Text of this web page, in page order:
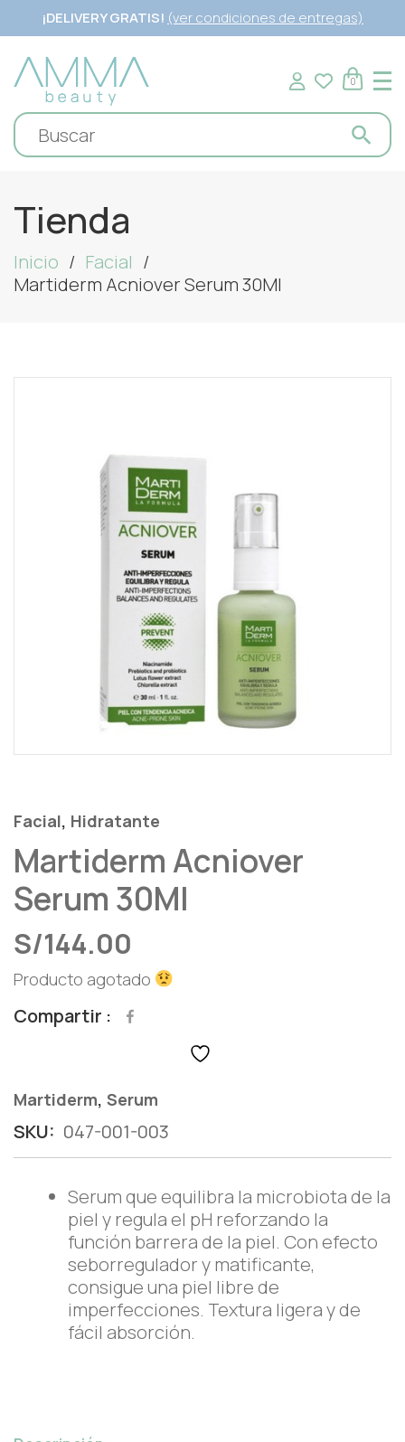
¡DELIVERY GRATIS! (ver condiciones de entregas)
0
Tienda
Inicio
Facial
Martiderm Acniover Serum 30Ml
Facial, Hidratante
Martiderm Acniover
Serum 30Ml
S/144.00
Producto agotado
Compartir
Martiderm, Serum
SKU: 047-001-003
Serum que equilibra la microbiota de la
piel y regula el pH reforzando la
función barrera de la piel. Con efecto
seborregulador y matificante,
consigue una piel libre de
imperfecciones. Textura ligera y de
fácil absorción.